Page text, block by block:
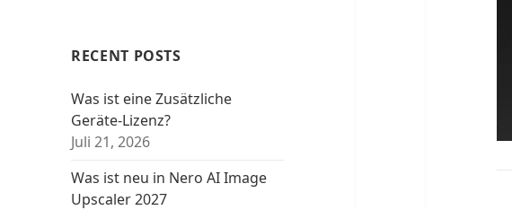
RECENT POSTS
Was ist eine Zusätzliche
Geräte-Lizenz?
Juli 21, 2026
Was ist neu in Nero AI Image
Upscaler 2027